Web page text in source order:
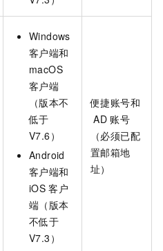
Windows
客户端和
macOS
客户端
（版本不
低于
V7.6）
Android
客户端和
iOS 客户
端 （版本
不低于
V7.3）
便捷账号和
AD 账号
（必须已配
置邮箱地
址）